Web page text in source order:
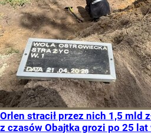
Orlen stracił przez nich 1,5 mld
z czasów Obajtka grozi po 25